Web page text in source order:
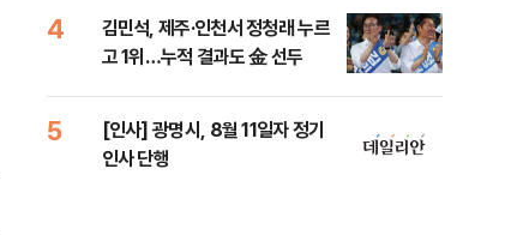
4
김민석, 제주·인천서 정청래 누르
고 1위…누적 결과도 金 선두
5
[인사] 광명시, 8월 11일자 정기
인사 단행